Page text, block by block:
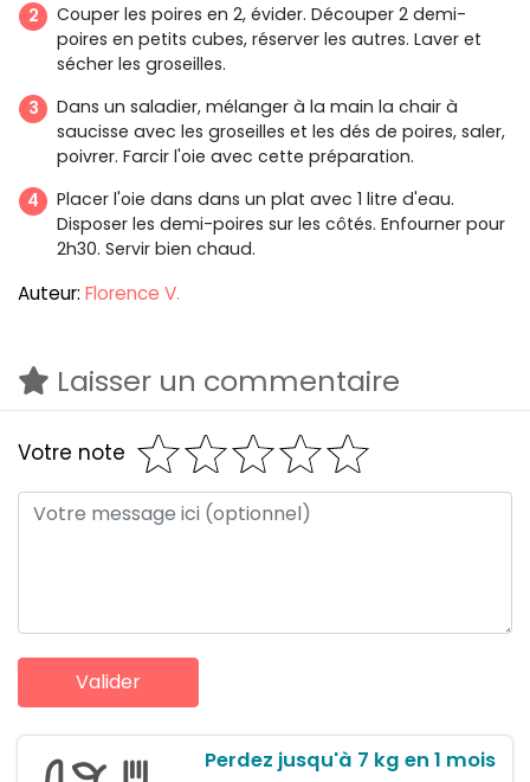
Couper les poires en 2, évider. Découper 2 demi-
poires en petits cubes, réserver les autres. Laver et
sécher les groseilles.
Dans un saladier, mélanger à la main la chair à
saucisse avec les groseilles et les dés de poires, saler,
poivrer. Farcir l'oie avec cette préparation.
Placer l'oie dans dans un plat avec 1 litre d'eau.
Disposer les demi-poires sur les côtés. Enfourner pour
2h30. Servir bien chaud.
Auteur: Florence V.
Laisser un commentaire
Votre note
Perdez jusqu'à 7 kg en 1 mois